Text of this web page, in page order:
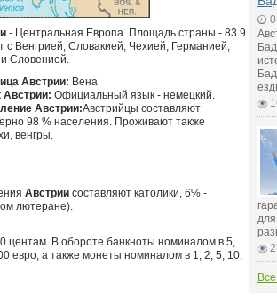
- Центральная Европа. Площадь страны - 83.9
с Венгрией, Словакией, Чехией, Германией,
Словенией.
Австрии: Вена
Австрии: Официальный язык - немецкий.
Австрии:Австрийцы составляют
98 % населения. Проживают также
венгры.
Австрии составляют католики, 6% -
лютеране).
центам. В обороте банкноты номиналом в 5,
евро, а также монеты номиналом в 1, 2, 5, 10,